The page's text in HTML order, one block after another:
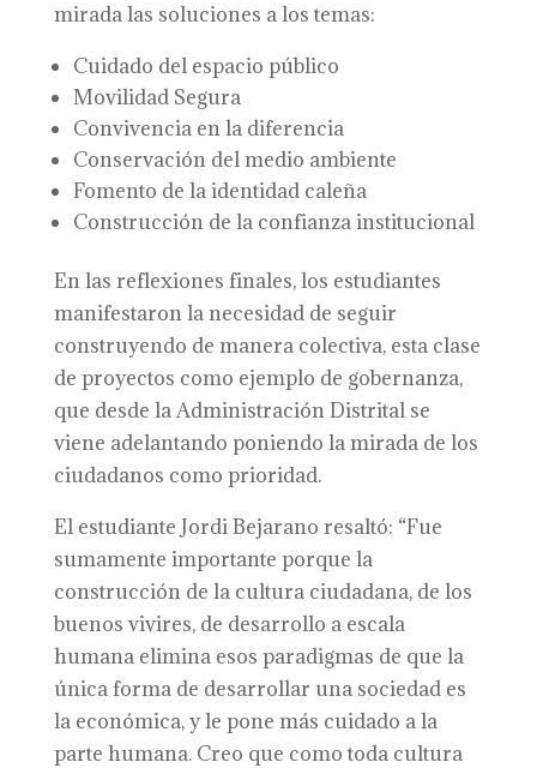
mirada las soluciones a los temas:
Cuidado del espacio público
Movilidad Segura
Convivencia en la diferencia
Conservación del medio ambiente
Fomento de la identidad caleña
Construcción de la confianza institucional
En las reflexiones finales, los estudiantes
manifestaron la necesidad de seguir
construyendo de manera colectiva, esta clase
de proyectos como ejemplo de gobernanza,
que desde la Administración Distrital se
viene adelantando poniendo la mirada de los
ciudadanos como prioridad.
El estudiante Jordi Bejarano resaltó: “Fue
sumamente importante porque la
construcción de la cultura ciudadana, de los
buenos vivires, de desarrollo a escala
humana elimina esos paradigmas de que la
única forma de desarrollar una sociedad es
la económica, y le pone más cuidado a la
parte humana. Creo que como toda cultura